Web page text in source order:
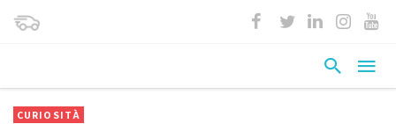
CURIOSITÀ